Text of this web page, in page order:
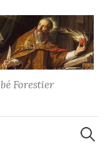
Forestier